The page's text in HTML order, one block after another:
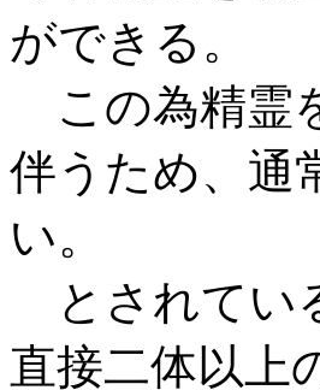
ができる。
この為精霊
伴うため、通
い。
とされてい
直接二体以上